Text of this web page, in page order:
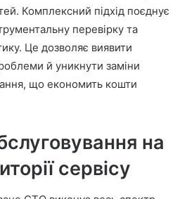
Комплексний підхід поєднує
перевірку та
Це дозволяє виявити
й уникнути заміни
що економить кошти
на
сервісу